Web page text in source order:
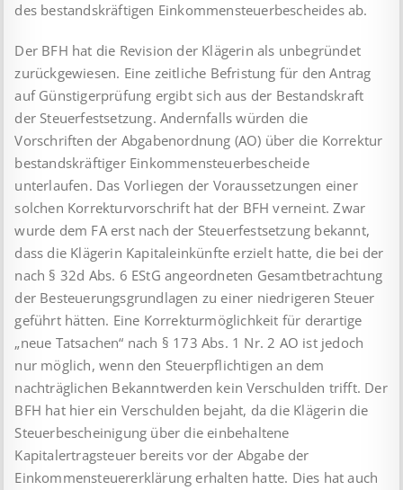
des bestandskräftigen Einkommensteuerbescheides ab.
Der BFH hat die Revision der Klägerin als unbegründet
zurück­gewiesen. Eine zeitliche Befristung für den Antrag
auf Gün­sti­ger­prüfung ergibt sich aus der Bestandskraft
der Steuerfestsetzung. Andernfalls würden die
Vorschriften der Abgabenordnung (AO) über die Korrektur
bestandskräftiger Einkommensteuerbescheide
unterlaufen. Das Vorliegen der Voraussetzungen einer
solchen Korrekturvorschrift hat der BFH verneint. Zwar
wurde dem FA erst nach der Steuerfestsetzung bekannt,
dass die Klägerin Kapitaleinkünfte erzielt hatte, die bei der
nach § 32d Abs. 6 EStG angeordneten Gesamtbetrachtung
der Besteuerungsgrundlagen zu einer niedrigeren Steuer
geführt hätten. Eine Korrektur­mög­lich­keit für derartige
„neue Tatsachen“ nach § 173 Abs. 1 Nr. 2 AO ist jedoch
nur möglich, wenn den Steuerpflichtigen an dem
nachträglichen Bekanntwerden kein Verschulden trifft. Der
BFH hat hier ein Verschulden bejaht, da die Klägerin die
Steuer­bescheinigung über die einbehaltene
Kapitalertragsteuer bereits vor der Abgabe der
Einkommensteuererklärung erhalten hatte. Dies hat auch